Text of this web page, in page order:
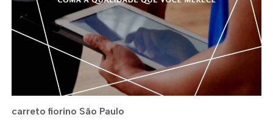
carreto fiorino São Paulo